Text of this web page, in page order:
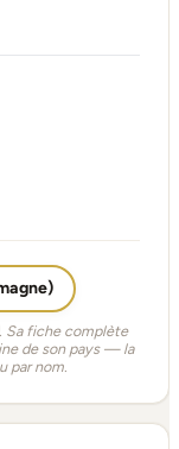
Sa fiche complète
de son pays — la
par nom.